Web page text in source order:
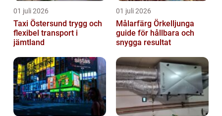
01 juli 2026
Taxi Östersund trygg och
flexibel transport i
jämtland
01 juli 2026
Målarfärg Örkelljunga
guide för hållbara och
snygga resultat